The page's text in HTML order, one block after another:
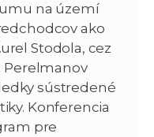
na území
ako
Stodola, cez
Perelmanov
sústredené
Konferencia
pre